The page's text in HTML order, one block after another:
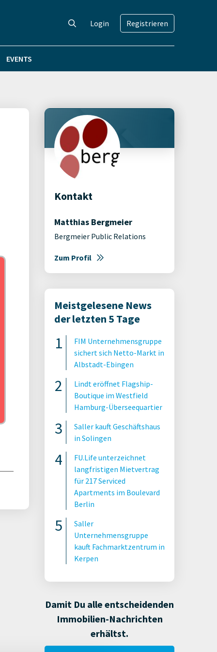
Login Registrieren
EVENTS
Kontakt
Matthias Bergmeier
Bergmeier Public Relations
Zum Profil
Meistgelesene News
der letzten 5 Tage
FIM Unternehmensgruppe
sichert sich Netto-Markt in
Albstadt-Ebingen
Lindt eröffnet Flagship-
Boutique im Westfield
Hamburg-Überseequartier
Saller kauft Geschäftshaus
in Solingen
FU.Life unterzeichnet
langfristigen Mietvertrag
für 217 Serviced
Apartments im Boulevard
Berlin
Saller
Unternehmensgruppe
kauft Fachmarktzentrum in
Kerpen
Damit Du alle entscheidenden
Immobilien-Nachrichten
erhältst.